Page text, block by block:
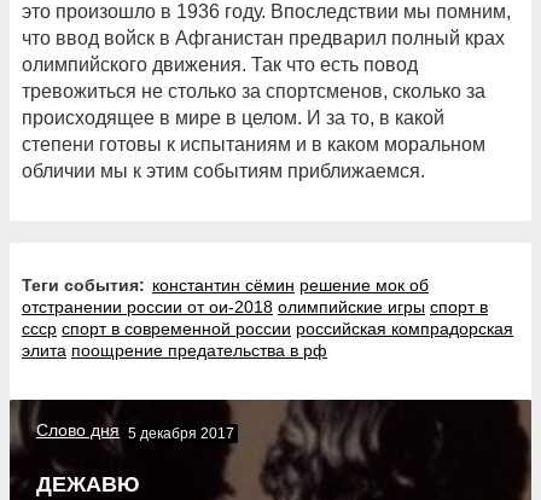
это произошло в 1936 году. Впоследствии мы помним,
что ввод войск в Афганистан предварил полный крах
олимпийского движения. Так что есть повод
тревожиться не столько за спортсменов, сколько за
происходящее в мире в целом. И за то, в какой
степени готовы к испытаниям и в каком моральном
обличии мы к этим событиям приближаемся.
Теги события: константин сёмин решение мок об
отстранении россии от ои-2018 олимпийские игры спорт в
ссср спорт в современной россии российская компрадорская
элита поощрение предательства в рф
Слово дня 5 декабря 2017
ДЕЖАВЮ